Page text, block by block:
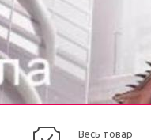
Весь товар